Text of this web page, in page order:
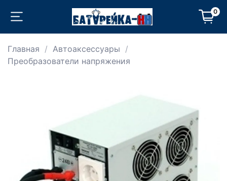
0
Главная
Автоаксессуары
Преобразователи напряжения